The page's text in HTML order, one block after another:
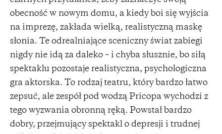
obecność w nowym domu, a kiedy boi się wyjścia
na imprezę, zakłada wielką, realistyczną maskę
słonia. Te odrealniające sceniczny świat zabiegi
nigdy nie idą za daleko – i chyba słusznie, bo siłą
spektaklu pozostaje realistyczna, psychologiczna
gra aktorska. To rodzaj teatru, który bardzo łatwo
zepsuć, ale zespół pod wodzą Pricopa wychodzi z
tego wyzwania obronną ręką. Powstał bardzo
dobry, przejmujący spektakl o depresji i trudnej